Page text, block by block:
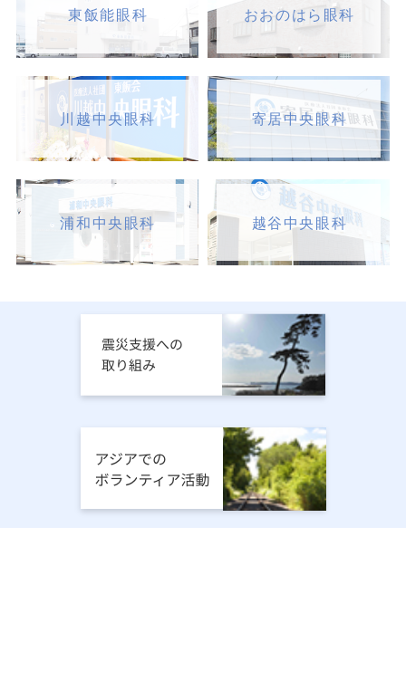
東飯能眼科 おおのはら眼科
川越中央眼科 寄居中央眼科
浦和中央眼科 越谷中央眼科